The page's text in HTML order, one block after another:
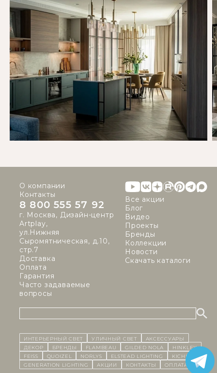
О компании
Контакты
8 800 555 57 92
г. Москва, Дизайн-центр
Artplay,
ул.Нижняя
Сыромятническая, д.10,
стр.7
Доставка
Оплата
Гарантия
Часто задаваемые
вопросы
Все акции
Блог
Видео
Проекты
Бренды
Коллекции
Новости
Скачать каталоги
ИНТЕРЬЕРНЫЙ СВЕТ уличный СВЕТ
Аксессуары
декор
бренды Flambeau Gilded Nola
Hinkley
Feiss
Quoizel Norlys Elstead Lighting
Kichler
Generation Lighting
Акции контакты Оплата